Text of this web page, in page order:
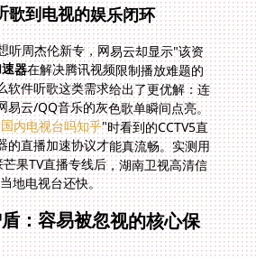
歌到电视的娱乐闭环
听周杰伦新专，网易云却显示"该资
器在解决腾讯视频限制播放难题的
同时，对美国用什么软件听歌这类需求给出了更优解：连
接至杭州节点后，网易云/QQ音乐的灰色歌单瞬间点亮。
内电视台吗知乎"时看到的CCTV5直
播教程，搭配加速器的直播加速协议才能真流畅。实测用
东京100M宽带连接芒果TV直播专线后，湖南卫视高清信
地电视台还快。
：容易被忽视的核心保